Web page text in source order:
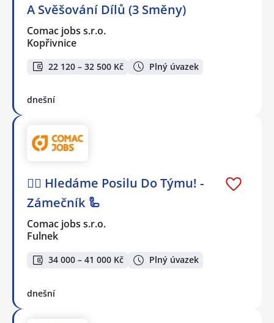
A Svěšování Dílů (3 Směny)
Comac jobs s.r.o.
Kopřivnice
22 120 – 32 500 Kč Plný úvazek
dnešní
🕵️‍♂️ Hledáme Posilu Do Týmu! -
Zámečník 🦾
Comac jobs s.r.o.
Fulnek
34 000 – 41 000 Kč Plný úvazek
dnešní